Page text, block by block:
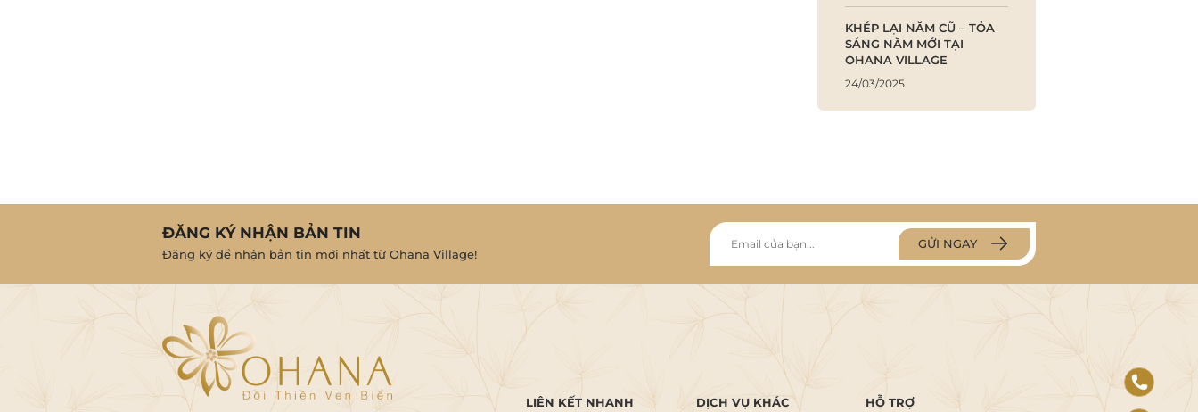
KHÉP LẠI NĂM CŨ – TỎA
SÁNG NĂM MỚI TẠI
OHANA VILLAGE
24/03/2025
ĐĂNG KÝ NHẬN BẢN TIN
Đăng ký để nhận bản tin mới nhất từ Ohana Village!
GỬI NGAY
LIÊN KẾT NHANH DỊCH VỤ KHÁC HỖ TRỢ